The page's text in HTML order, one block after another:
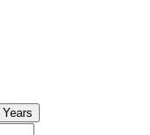
Years